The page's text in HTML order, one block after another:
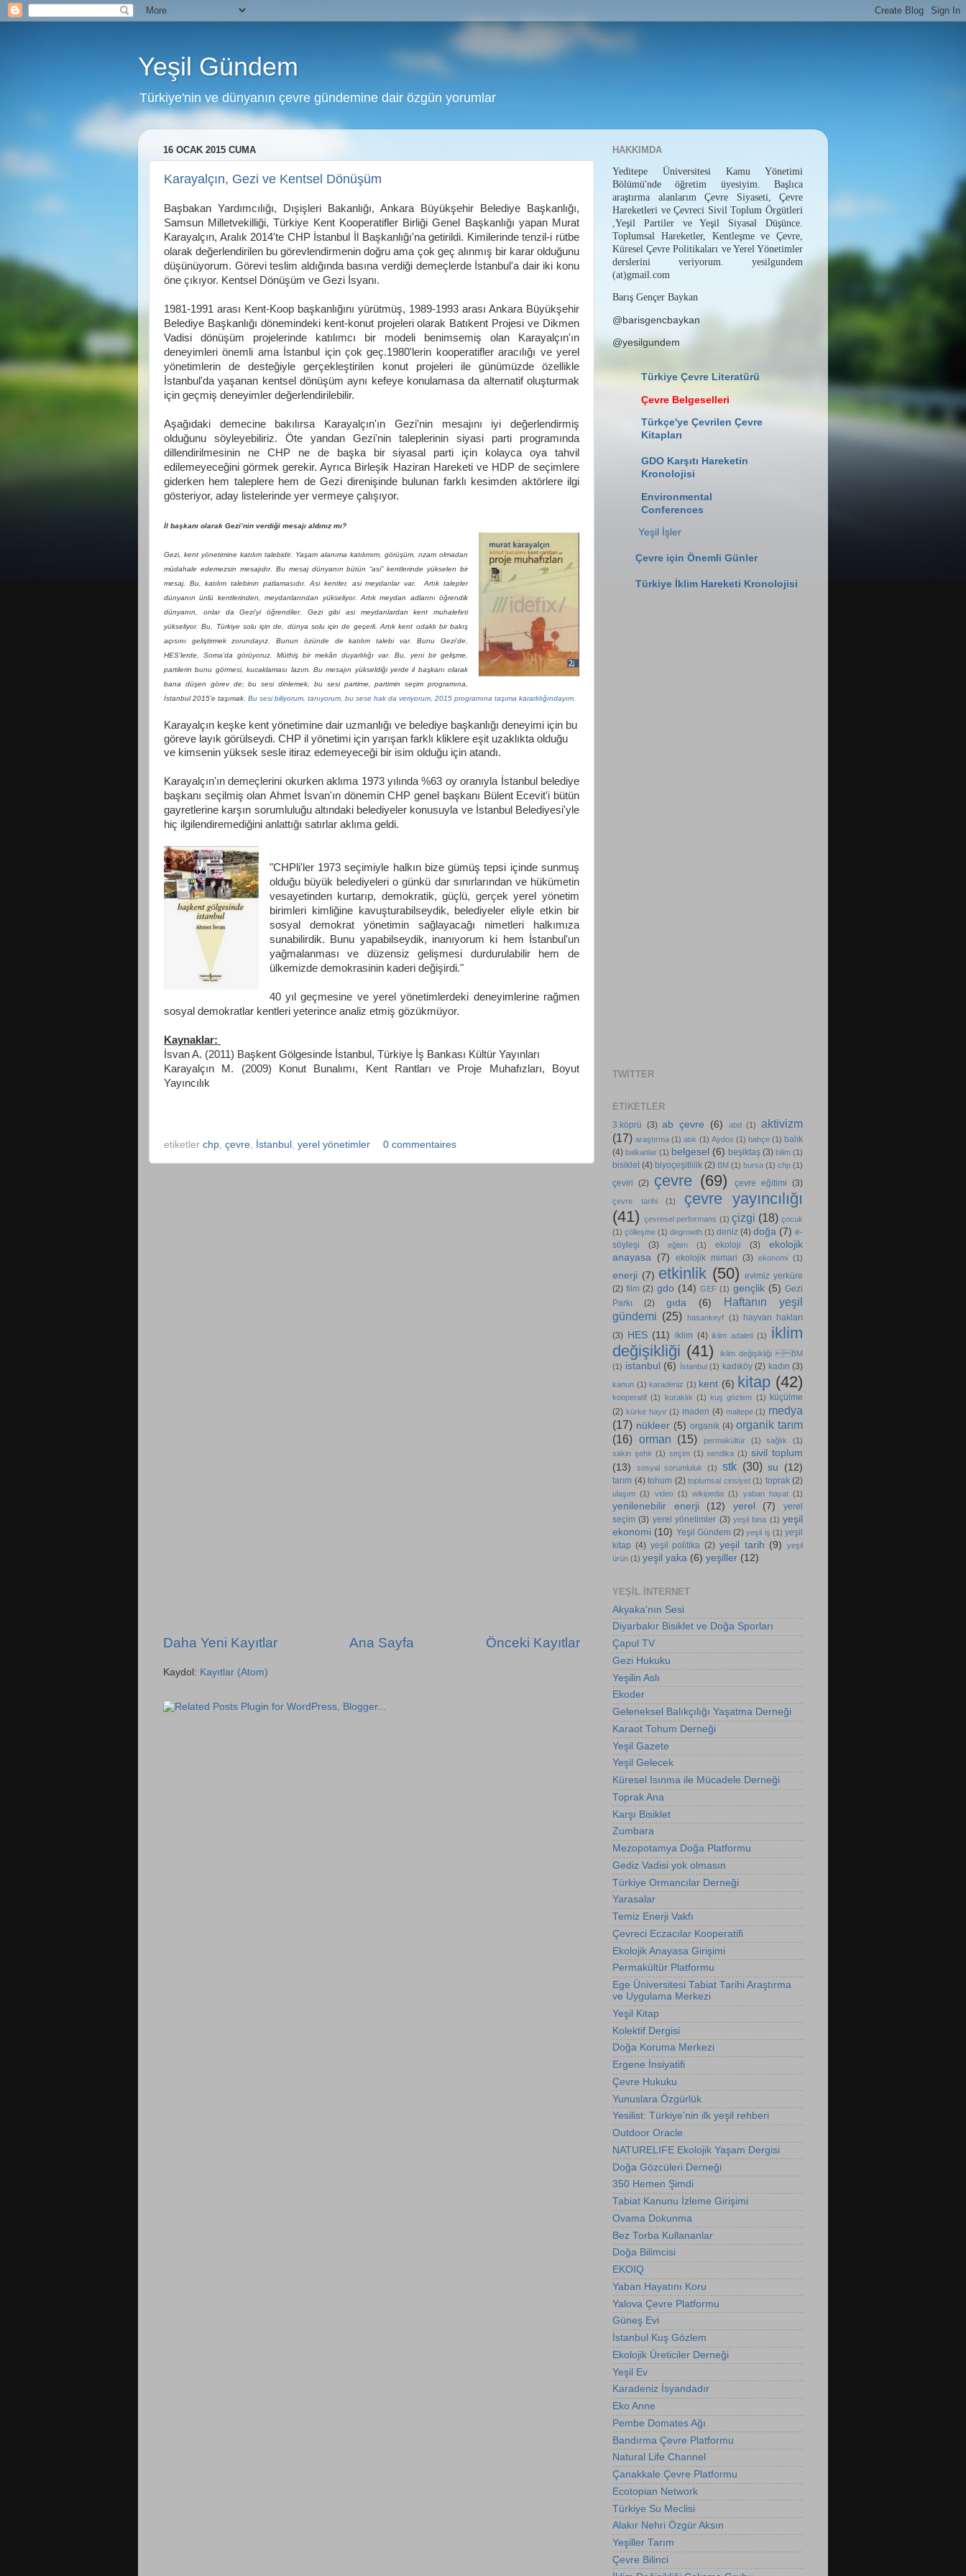
Yeşil Gündem
Türkiye'nin ve dünyanın çevre gündemine dair özgün yorumlar
16 OCAK 2015 CUMA
Karayalçın, Gezi ve Kentsel Dönüşüm
Başbakan Yardımcılığı, Dışişleri Bakanlığı, Ankara Büyükşehir Belediye Başkanlığı,
Samsun Milletvekilliği,Türkiye Kent Kooperatifler Birliği Genel Başkanlığı yapan Murat
Karayalçın, Aralık 2014'te CHP İstanbul İl Başkanlığı'na getirildi. Kimilerinde tenzil-i rütbe
olarak değerlendirilen bu görevlendirmenin doğru ama çok geç alınmış bir karar olduğunu
düşünüyorum. Görevi teslim aldığında basına verdiği demeçlerde İstanbul'a dair iki konu
öne çıkıyor. Kentsel Dönüşüm ve Gezi İsyanı.
1981-1991 arası Kent-Koop başkanlığını yürütmüş, 1989-1993 arası Ankara Büyükşehir
Belediye Başkanlığı dönemindeki kent-konut projeleri olarak Batıkent Projesi ve Dikmen
Vadisi dönüşüm projelerinde katılımcı bir modeli benimsemiş olan Karayalçın'ın
deneyimleri önemli ama İstanbul için çok geç.1980'lerin kooperatifler aracılığı ve yerel
yönetimlerin de desteğiyle gerçekleştirilen konut projeleri ile günümüzde özellikle
İstanbul'da yaşanan kentsel dönüşüm aynı kefeye konulamasa da alternatif oluşturmak
için geçmiş deneyimler değerlendirilebilir.
Aşağıdaki demecine bakılırsa Karayalçın'ın Gezi'nin mesajını iyi değerlendirmiş
olduğunu söyleyebiliriz. Öte yandan Gezi'nin taleplerinin siyasi parti programında
dillendirilmesinin ne CHP ne de başka bir siyasal parti için kolayca oya tahvil
edilemeyeceğini görmek gerekir. Ayrıca Birleşik Haziran Hareketi ve HDP de seçimlere
giderken hem taleplere hem deGezi direnişinde bulunan farklı kesimden aktörlere ilgi
gösteriyor, aday listelerinde yer vermeye çalışıyor.
İl başkanı olarak Gezi’nin verdiği mesajı aldınız mı?
Gezi, kent yönetimine katılım talebidir. Yaşam alanıma katılımım, görüşüm, rızam olmadan
müdahale edemezsin mesajıdır. Bu mesaj dünyanın bütün “asi” kentlerinde yükselen bir
mesaj. Bu, katılım talebinin patlamasıdır. Asi kentler, asi meydanlar var. Artık talepler
dünyanın ünlü kentlerinden, meydanlarından yükseliyor. Artık meydan adlarını öğrendik
dünyanın, onlar da Gezi’yi öğrendiler. Gezi gibi asi meydanlardan kent muhalefeti
yükseliyor. Bu, Türkiye solu için de, dünya solu için de geçerli. Artık kent odaklı bir bakış
açısını geliştirmek zorundayız. Bunun özünde de katılım talebi var. Bunu Gezi’de,
HES’lerde, Soma’da görüyoruz. Müthiş bir mekân duyarlılığı var. Bu, yeni bir gelişme,
partilerin bunu görmesi, kucaklaması lazım. Bu mesajın yükseldiği yerde il başkanı olarak
bana düşen görev de; bu sesi dinlemek, bu sesi partime, partimin seçim programına,
İstanbul 2015’e taşımak. Bu sesi biliyorum, tanıyorum, bu sese hak da veriyorum, 2015 programına taşıma kararlılığındayım.
Karayalçın keşke kent yönetimine dair uzmanlığı ve belediye başkanlığı deneyimi için bu
göreve layık görülseydi. CHP il yönetimi için yarışan farklı kliklere eşit uzaklıkta olduğu
ve kimsenin yüksek sesle itiraz edemeyeceği bir isim olduğu için atandı.
Karayalçın'ın demeçlerini okurken aklıma 1973 yılında %63 oy oranıyla İstanbul belediye
başkanı seçilmiş olanAhmet İsvan'ın dönemin CHP genel başkanı Bülent Ecevit'i bütün
gayretlerine karşın sorumluluğu altındaki belediyeler konusuyla ve İstanbul Belediyesi'yle
hiç ilgilendiremediğini anlattığı satırlar aklıma geldi.
"CHPli'ler 1973 seçimiyle halkın bize gümüş tepsi içinde sunmuş
olduğu büyük belediyeleri o günkü dar sınırlarından ve hükümetin
vesayetinden kurtarıp, demokratik, güçlü, gerçek yerel yönetim
birimleri kimliğine kavuşturabilseydik, belediyeler eliyle etkin bir
sosyal demokrat yönetimin sağlayacağı nimetleri halkımıza
sunabilirdik. Bunu yapabilseydik, inanıyorum ki hem İstanbul'un
yağmalanması ve düzensiz gelişmesi durdurulabilir hem de
ülkemizde demokrasinin kaderi değişirdi."
40 yıl geçmesine ve yerel yönetimlerdeki deneyimlerine rağmen
sosyal demokratlar kentleri yeterince analiz etmiş gözükmüyor.
Kaynaklar:
İsvan A. (2011) Başkent Gölgesinde İstanbul, Türkiye İş Bankası Kültür Yayınları
Karayalçın M. (2009)
Konut Bunalımı, Kent Rantları ve Proje Muhafızları, Boyut
Yayıncılık
etiketler chp çevre İstanbul yerel yönetimler 0 commentaires
Daha Yeni Kayıtlar Önceki Kayıtlar
Ana Sayfa
Kaydol: Kayıtlar (Atom)
HAKKIMDA
Yeditepe Üniversitesi Kamu Yönetimi
Bölümü'nde öğretim üyesiyim. Başlıca
araştırma alanlarım Çevre Siyaseti, Çevre
Hareketleri ve Çevreci Sivil Toplum Örgütleri
,Yeşil Partiler ve Yeşil Siyasal Düşünce.
Toplumsal Hareketler, Kentleşme ve Çevre,
Küresel Çevre Politikaları ve Yerel Yönetimler
derslerini veriyorum. yesilgundem
(at)gmail.com
Barış Gençer Baykan
@barisgencbaykan
@yesilgundem
Türkiye Çevre Literatürü
Çevre Belgeselleri
Türkçe'ye Çevrilen Çevre
Kitapları
GDO Karşıtı Hareketin
Kronolojisi
Environmental
Conferences
Yeşil İşler
Çevre için Önemli Günler
Türkiye İklim Hareketi Kronolojisi
TWITTER
ETIKETLER
3.köprü (3) ab çevre (6) abd (1)
aktivizm
(17) araştırma (1) atık (1) Aydos (1) bahçe (1) balık
(4) balkanlar (1) belgesel (6) beşiktaş (3) bilim (1)
bisiklet (4) biyoçeşitlilik (2) BM (1) bursa (1) chp (1)
çeviri (2) çevre (69) çevre eğitimi (3)
çevre tarihi (1)
çevre yayıncılığı
(41) çevresel performans (1) çizgi (18) çocuk
(1) çölleşme (1) degrowth (1) deniz (4) doğa (7) e-
söyleşi
(3) eğitim (1) ekoloji (3)
ekolojik
anayasa
(7) ekolojik mimari (3) ekonomi (1)
enerji (7) etkinlik (50)
evimiz yerküre
(2) film (2) gdo (14) GEF (1) gençlik (5) Gezi
Parkı
(2) gıda (6)
Haftanın yeşil
gündemi (25) hasankeyf (1)
hayvan hakları
(3) HES (11) iklim (4) iklim adaleti (1)
iklim
değişikliği (41)
iklim değişikliği BM
(1) istanbul (6) İstanbul (1) kadıköy (2) kadın (3)
kanun (1) karadeniz (1) kent (6) kitap (42)
kooperatif (1) kuraklık (1) kuş gözlem (1) küçülme
(2) kürke hayır (1) maden (4) maltepe (1) medya
(17) nükleer (5) organik (4) organik tarım
(16) orman (15) permakültür (1) sağlık
(1)
sakin şehir (1) seçim (1) sendika (1) sivil toplum
(13)
sosyal sorumluluk (1) stk (30) su (12)
tarım (4) tohum (2) toplumsal cinsiyet (1) toprak (2)
ulaşım (1) video (1) wikipedia (1) yaban hayat (1)
yenilenebilir enerji (12) yerel (7)
yerel
seçim (3) yerel yönetimler (3) yeşil bina (1) yeşil
ekonomi (10) Yeşil Gündem (2) yeşil iş (1) yeşil
kitap (4) yeşil politika (2) yeşil tarih (9)
yeşil
ürün (1) yeşil yaka (6) yeşiller (12)
YEŞIL INTERNET
Akyaka'nın Sesi
Diyarbakır Bisiklet ve Doğa Sporları
Çapul TV
Gezi Hukuku
Yeşilin Aslı
Ekoder
Geleneksel Balıkçılığı Yaşatma Derneği
Karaot Tohum Derneği
Yeşil Gazete
Yeşil Gelecek
Küresel Isınma ile Mücadele Derneği
Toprak Ana
Karşı Bisiklet
Zumbara
Mezopotamya Doğa Platformu
Gediz Vadisi yok olmasın
Türkiye Ormancılar Derneği
Yarasalar
Temiz Enerji Vakfı
Çevreci Eczacılar Kooperatifi
Ekolojik Anayasa Girişimi
Permakültür Platformu
Ege Üniversitesi Tabiat Tarihi Araştırma
ve Uygulama Merkezi
Yeşil Kitap
Kolektif Dergisi
Doğa Koruma Merkezi
Ergene İnsiyatifi
Çevre Hukuku
Yunuslara Özgürlük
Yesilist: Türkiye'nin ilk yeşil rehberi
Outdoor Oracle
NATURELIFE Ekolojik Yaşam Dergisi
Doğa Gözcüleri Derneği
350 Hemen Şimdi
Tabiat Kanunu İzleme Girişimi
Ovama Dokunma
Bez Torba Kullananlar
Doğa Bilimcisi
EKOIQ
Yaban Hayatını Koru
Yalova Çevre Platformu
Güneş Evi
İstanbul Kuş Gözlem
Ekolojik Üreticiler Derneği
Yeşil Ev
Karadeniz İsyandadır
Eko Anne
Pembe Domates Ağı
Bandırma Çevre Platformu
Natural Life Channel
Çanakkale Çevre Platformu
Ecotopian Network
Türkiye Su Meclisi
Alakır Nehri Özgür Aksın
Yeşiller Tarım
Çevre Bilinci